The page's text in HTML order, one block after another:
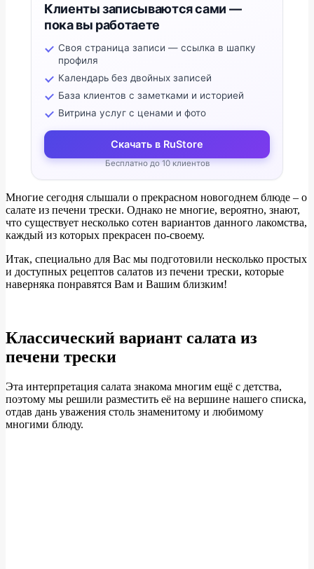
Клиенты записываются сами —
пока вы работаете
Своя страница записи — ссылка в шапку
профиля
Календарь без двойных записей
База клиентов с заметками и историей
Витрина услуг с ценами и фото
Скачать в RuStore
Бесплатно до 10 клиентов
Многие сегодня слышали о прекрасном новогоднем блюде – о
салате из печени трески. Однако не многие, вероятно, знают,
что существует несколько сотен вариантов данного лакомства,
каждый из которых прекрасен по-своему.
Итак, специально для Вас мы подготовили несколько простых
и доступных рецептов салатов из печени трески, которые
наверняка понравятся Вам и Вашим близким!
Классический вариант салата из
печени трески
Эта интерпретация салата знакома многим ещё с детства,
поэтому мы решили разместить её на вершине нашего списка,
отдав дань уважения столь знаменитому и любимому
многими блюду.